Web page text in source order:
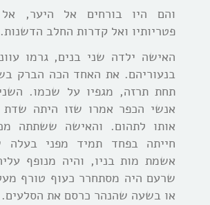
והם היו בורחים אל היער,
פטריותיו ואל קדרות החלב הדשנות.
האישה ילדה שני בנים, גרמו
בנעוריהם. את האחד הכה הברק
תחת תרזה, מגפיו על שכמו.
אנשי הכפר אמרו שזו היתה
אותו לתהום. והאישה ששתתה
חייתה בפחד תמיד מפני בעלה
אשמת מות בניו, והיה מנופף
שרעם היה מסתחרר כעוף טורף
או בשעה שהנהר כרסם את הסלעים.